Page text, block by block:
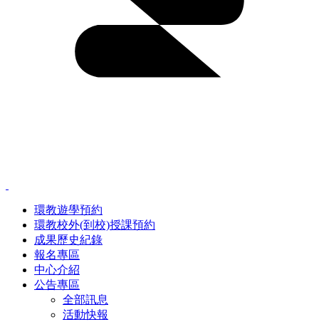
環教遊學預約
環教校外(到校)授課預約
成果歷史紀錄
報名專區
中心介紹
公告專區
全部訊息
活動快報